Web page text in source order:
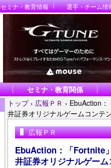
セミナ・教育情報 選手・チーム情
セミナ・教育関係
トップ › 広報ＰＲ › EbuAction
井証券オリジナルゲームコンテ
広報ＰＲ
EbuAction：「Fortnite
井証券オリジナルゲー